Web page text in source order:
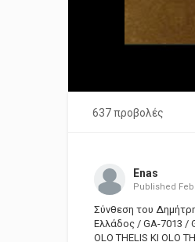
637 προβολές
Enas
Published
Σύνθεση του
Ελλάδος / GA-7013 /
OLO THELIS KI OLO